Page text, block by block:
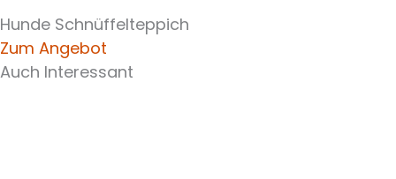
Hunde Schnüffelteppich
Zum Angebot
Auch Interessant